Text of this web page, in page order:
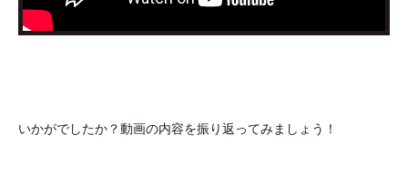
いかがでしたか？動画の内容を振り返ってみましょう！